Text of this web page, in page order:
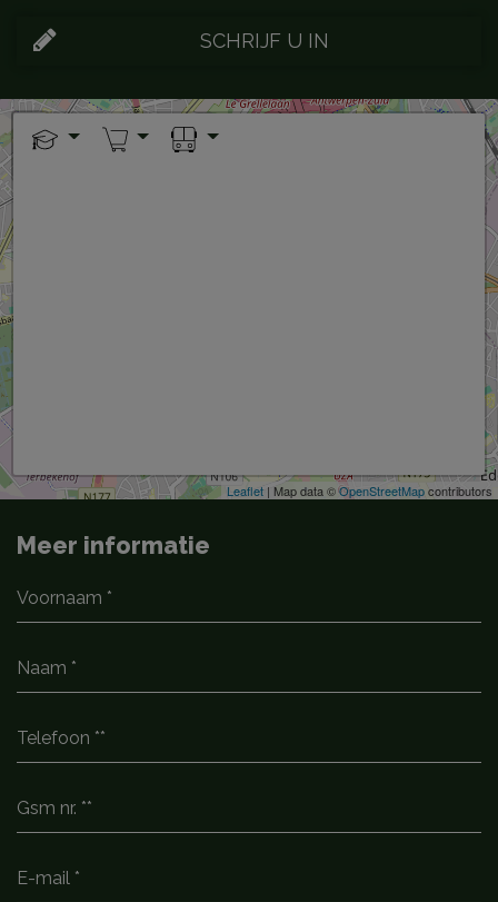
SCHRIJF U IN
+
Leaflet | Map data ©OpenStreetMapcontributors
Meer informatie